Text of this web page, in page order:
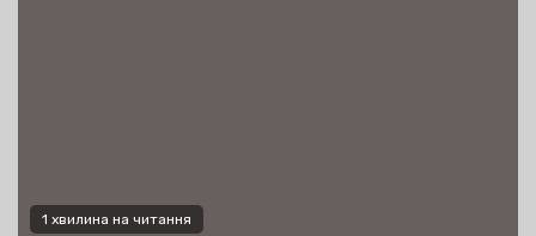
1 хвилина на читання